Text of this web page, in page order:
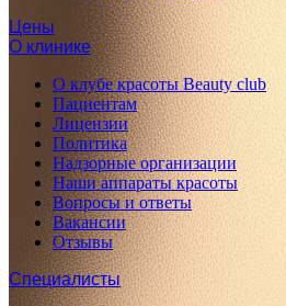
Цены
О клинике
О клубе красоты Beauty club
Пациентам
Лицензии
Политика
Надзорные организации
Наши аппараты красоты
Вопросы и ответы
Вакансии
Отзывы
Специалисты